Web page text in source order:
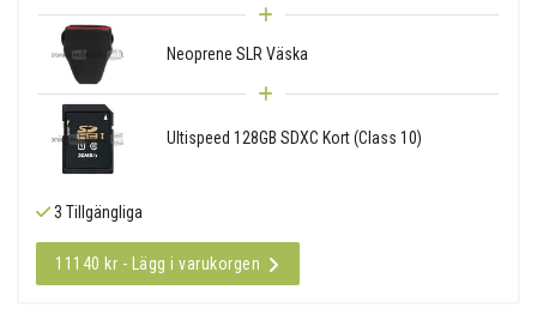
Neoprene SLR Väska
Ultispeed 128GB SDXC Kort (Class 10)
3 Tillgängliga
11140 kr - Lägg i varukorgen